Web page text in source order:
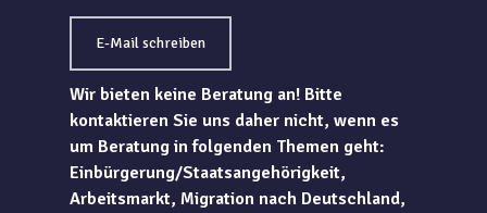
E-Mail schreiben
Wir bieten keine Beratung an! Bitte
kontaktieren Sie uns daher nicht, wenn es
um Beratung in folgenden Themen geht:
Einbürgerung/Staatsangehörigkeit,
Arbeitsmarkt, Migration nach Deutschland,